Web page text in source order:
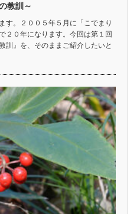
教訓～
。２００５年５月に「こでまり
２０年になります。今回は第１回
訓』を、そのままご紹介したいと